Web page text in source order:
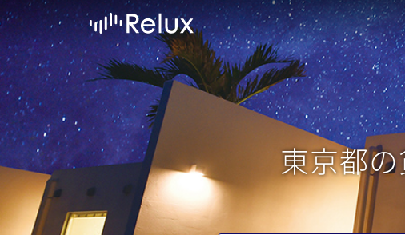
東京都